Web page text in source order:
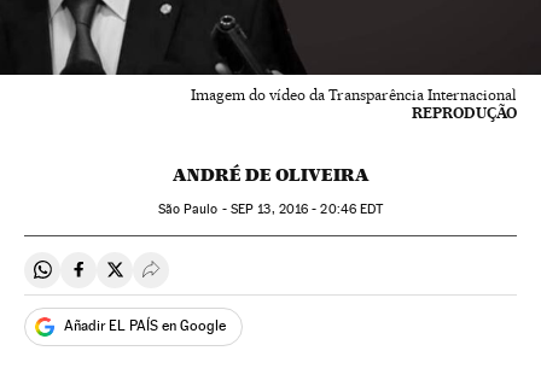
Imagem do vídeo da Transparência Internacional
REPRODUÇÃO
ANDRÉ DE OLIVEIRA
São Paulo - SEP 13, 2016 - 20:46EDT
Compartir en Whatsapp
Compartir en Facebook
Compartir en Twitter
Desplegar Redes Sociales
Añadir EL PAÍS en Google